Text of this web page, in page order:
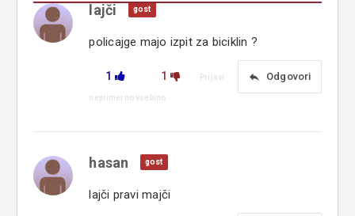
lajči gost
policajge majo izpit za biciklin ?
1 1 reply Odgovori
Prijavi
neprimerno vsebino
hasan gost
lajči pravi majči